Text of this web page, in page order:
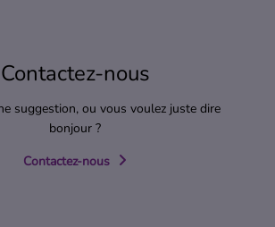
Contactez-nous
suggestion, ou vous voulez juste dire
bonjour ?
Contactez-nous